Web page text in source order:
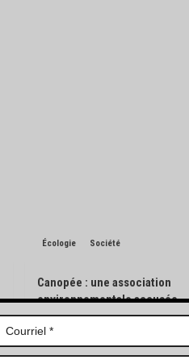
Écologie Société
Canopée : une association
environnementale accusée
d’avoir pisté des engins
forestiers
Charles de Blondin 0